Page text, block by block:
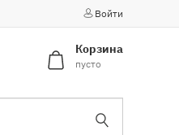
Войти
Корзина
пусто